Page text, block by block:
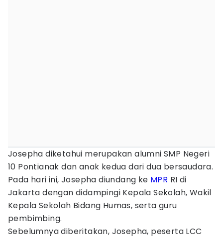
Josepha diketahui merupakan alumni SMP Negeri
10 Pontianak dan anak kedua dari dua bersaudara.
Pada hari ini, Josepha diundang ke MPR RI di
Jakarta dengan didampingi Kepala Sekolah, Wakil
Kepala Sekolah Bidang Humas, serta guru
pembimbing.
Sebelumnya diberitakan, Josepha, peserta LCC